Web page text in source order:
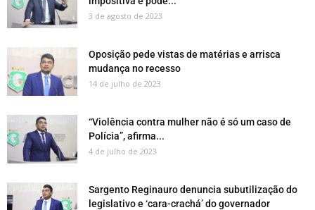
3 de agosto de 2023
Oposição pede vistas de matérias e arrisca
mudança no recesso
14 de julho de 2023
“Violência contra mulher não é só um caso de
Polícia”, afirma...
4 de julho de 2023
Sargento Reginauro denuncia subutilização do
legislativo e ‘cara-crachá’ do governador